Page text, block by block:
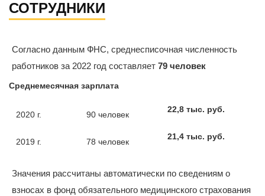
СОТРУДНИКИ
Согласно данным ФНС, среднесписочная численность
работников за 2022 год составляет 79 человек
Среднемесячная зарплата
2020 г. 90 человек
22,8 тыс. руб.
2019 г. 78 человек
21,4 тыс. руб.
Значения рассчитаны автоматически по сведениям о
взносах в фонд обязательного медицинского страхования